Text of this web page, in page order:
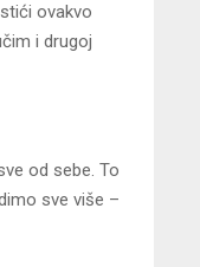
ovakvo
i drugoj
od sebe. To
sve više –